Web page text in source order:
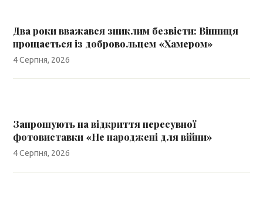
Два роки вважався зниклим безвісти: Вінниця
прощається із добровольцем «Хамером»
4 Серпня, 2026
Запрошують на відкриття пересувної
фотовиставки «Не народжені для війни»
4 Серпня, 2026